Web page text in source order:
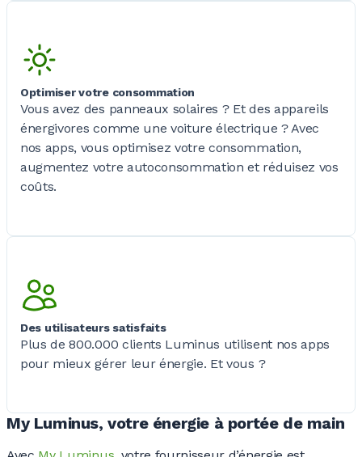
Optimiser votre consommation
Vous avez des panneaux solaires ?Et des appareils
énergivores comme une voitureélectrique ?Avec
nos apps, vous optimisez votre consommation,
augmentez votre autoconsommation et réduisez vos
coûts.
Des utilisateurs satisfaits
Plus de800.000 clients Luminus utilisent nos apps
pour mieux gérer leur énergie. Etvous ?
My Luminus, votre énergie à portée de main